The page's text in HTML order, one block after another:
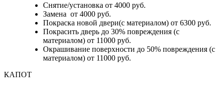
Снятие/установка от 4000 руб.
Замена от 4000 руб.
Покраска новой двери(с материалом) от 6300 руб.
Покрасить дверь до 30% повреждения (с
материалом) от 11000 руб.
Окрашивание поверхности до 50% повреждения (с
материалом) от 11000 руб.
КАПОТ